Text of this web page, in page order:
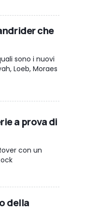
che
sono i nuovi
Loeb, Moraes
a prova di
con un
della